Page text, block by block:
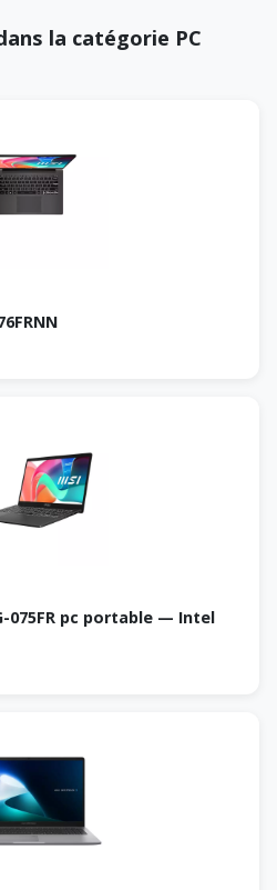
la catégorie PC
075FR pc portable — Intel